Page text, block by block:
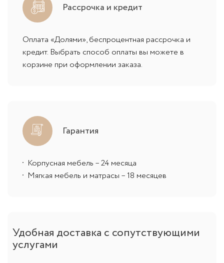
Рассрочка и кредит
Оплата «Долями», беспроцентная рассрочка и
кредит. Выбрать способ оплаты вы можете в
корзине при оформлении заказа.
Гарантия
Корпусная мебель – 24 месяца
Мягкая мебель и матрасы – 18 месяцев
Удобная доставка с сопутствующими
услугами